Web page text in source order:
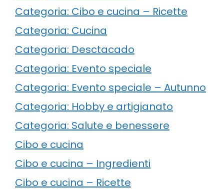
Categoria: Cibo e cucina – Ricette
Categoria: Cucina
Categoria: Desctacado
Categoria: Evento speciale
Categoria: Evento speciale – Autunno
Categoria: Hobby e artigianato
Categoria: Salute e benessere
Cibo e cucina
Cibo e cucina – Ingredienti
Cibo e cucina – Ricette